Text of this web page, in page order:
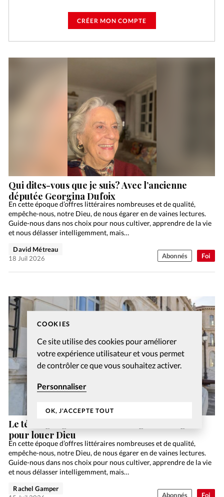
COOKIES
Ce site utilise des cookies pour améliorer
votre expérience utilisateur et vous permet
de contrôler ce que vous souhaitez activer.
Personnaliser
OK, J'ACCEPTE TOUT
CRÉER MON COMPTE
Foi
Qui dites-vous que je suis? Avec l’ancienne
députée Georgina Dufoix
En cette époque d’offres littéraires nombreuses et de qualité,
empêche-nous, notre Dieu, de nous égarer en de vaines lectures.
Guide-nous dans nos choix pour nous cultiver, apprendre de la vie
et nous délasser intelligemment, mais…
David Métreau
18 Juil 2026
Abonnés
Foi
Le témoignage d’Ivanoé: la langue des signes
pour louer Dieu
En cette époque d’offres littéraires nombreuses et de qualité,
empêche-nous, notre Dieu, de nous égarer en de vaines lectures.
Guide-nous dans nos choix pour nous cultiver, apprendre de la vie
et nous délasser intelligemment, mais…
Rachel Gamper
Abonnés